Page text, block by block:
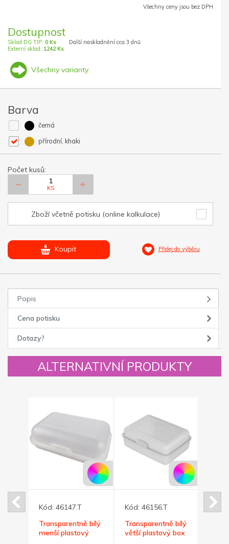
Všechny ceny jsou bez DPH
Dostupnost
Sklad DG TIP: 0 Ks
Externí sklad: 1242 Ks
Další naskladnění cca 3 dnů
Všechny varianty
Barva
černá
přírodní, khaki
Počet kusů:
KS
Zboží včetně potisku (online kalkulace)
Koupit Přidej do výběru
Popis
Cena potisku
Dotazy?
ALTERNATIVNÍ PRODUKTY
Kód: 46147.T
Transparentně bílý
menší plastový
Kód: 46156.T
Transparentně bílý
větší plastový box
Kód: